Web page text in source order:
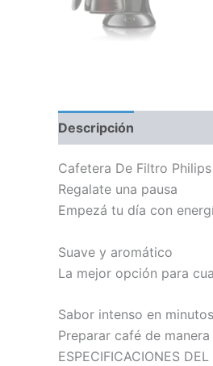
Descripción
Cafetera De Filtro
Regalate una pausa
Empezá tu día con
Suave y aromático
La mejor opción para
Sabor intenso en minutos
Preparar café de
ESPECIFICACIONES